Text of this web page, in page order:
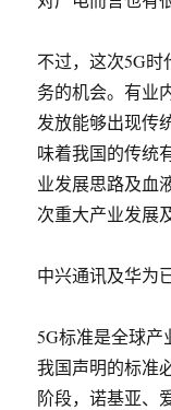
不过，这次5G
务的机会。有业
发放能够出现传
味着我国的传统
业发展思路及血
次重大产业发展
中兴通讯及华为
5G标准是全球产
我国声明的标准
阶段，诺基亚、